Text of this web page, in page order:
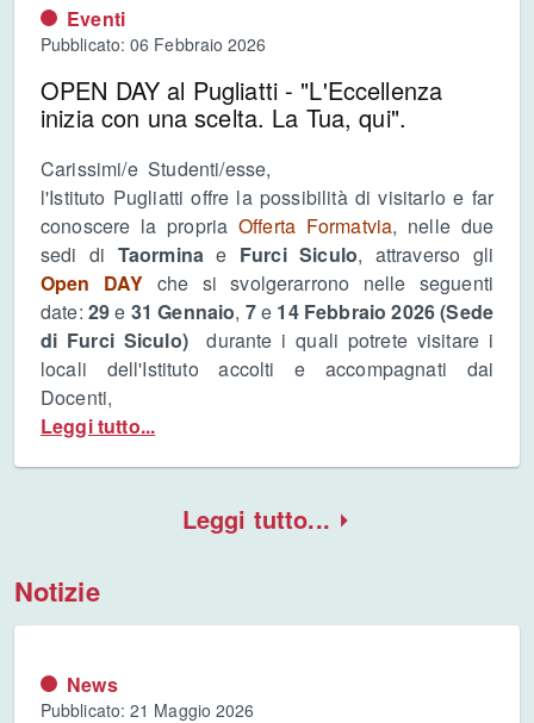
Eventi
Pubblicato: 06 Febbraio 2026
OPEN DAY al Pugliatti - "L'Eccellenza
inizia con una scelta. La Tua, qui".
Carissimi/e Studenti/esse,
l'Istituto Pugliatti offre la possibilità di visitarlo e far
conoscere la propria Offerta Formatvia, nelle due
sedi di Taorminae Furci Siculo, attraverso gli
Open DAY che si svolgerarrono nelle seguenti
date: 29e 31 Gennaio, 7e 14 Febbraio 2026 (Sede
di Furci Siculo)durante i quali potrete visitare i
locali dell'Istituto accolti e accompagnati dai
Docenti,
Leggi tutto...
Leggi tutto...
Notizie
News
Pubblicato: 21 Maggio 2026